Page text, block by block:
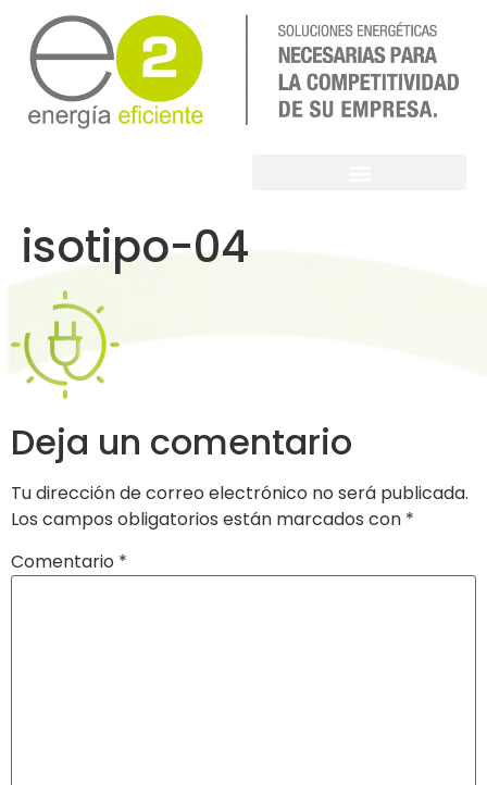
isotipo-04
Deja un comentario
Tu dirección de correo electrónico no será publicada.
Los campos obligatorios están marcados con *
Comentario *